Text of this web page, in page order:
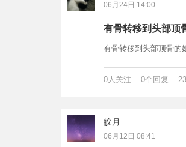
06月24日 14:00
有骨转移到头部顶
有骨转移到头部顶骨的
0人关注 0个回复
皎月
06月12日 08:41